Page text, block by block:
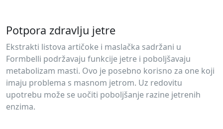
Potpora zdravlju jetre
Ekstrakti listova artičoke i maslačka sadržani u
Formbelli podržavaju funkcije jetre i poboljšavaju
metabolizam masti. Ovo je posebno korisno za one koji
imaju problema s masnom jetrom. Uz redovitu
upotrebu može se uočiti poboljšanje razine jetrenih
enzima.